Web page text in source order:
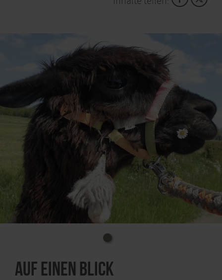
der Welt! Gerade haben sich die Kinder und das
Lamas und Alpakas liest Judith Merchant aus ihrer
magischen Holly-Holunder-Geschichte „Und der
verschwundene Hund“. Hoffen wir, dass im
Lampakaland im kleinen Dörfchen Schmidtheim
nicht nur tierische Träume wahr werden, sondern
Arwid und die Zwillinge auch das Rätsel lösen. Beim
anschließenden Spaziergang dürfen Paul, Jack und
Theo sowie Uli, Rudi und Teddy an die Leine – wer
hier eigentlich wen führt, bleibt streng vertraulich.
Veranstalter:in:
Gemeinde Dahlem
53949 Dahlem-Schmidtheim
Uhrzeit: 14.30 Uhr, 14.00 Uhr Einlass (für Kinder 7-10
Jahre)
Kosten: VVK 12,- € (inkl. optionaler Lama- und
12
Info-Tel.: 02441. 994570
Auf einen Blick